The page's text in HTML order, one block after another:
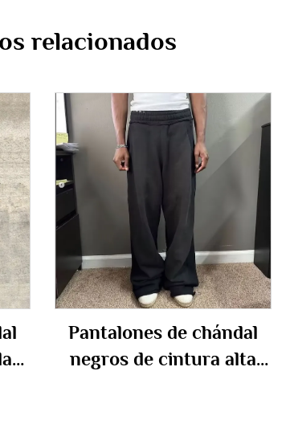
relacionados
Pantalones de chándal
negros de cintura alta